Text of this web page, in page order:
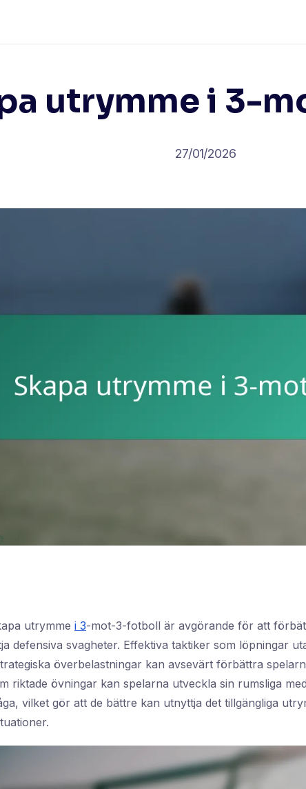
utrymme i 3-
27/01/2026
utrymme i 3-mot-3-fotboll är avgörande för att
defensiva svagheter. Effektiva taktiker som löpningar
överbelastningar kan avsevärt förbättra
riktade övningar kan spelarna utveckla sin rumsliga
vilket gör att de bättre kan utnyttja det tillgängliga